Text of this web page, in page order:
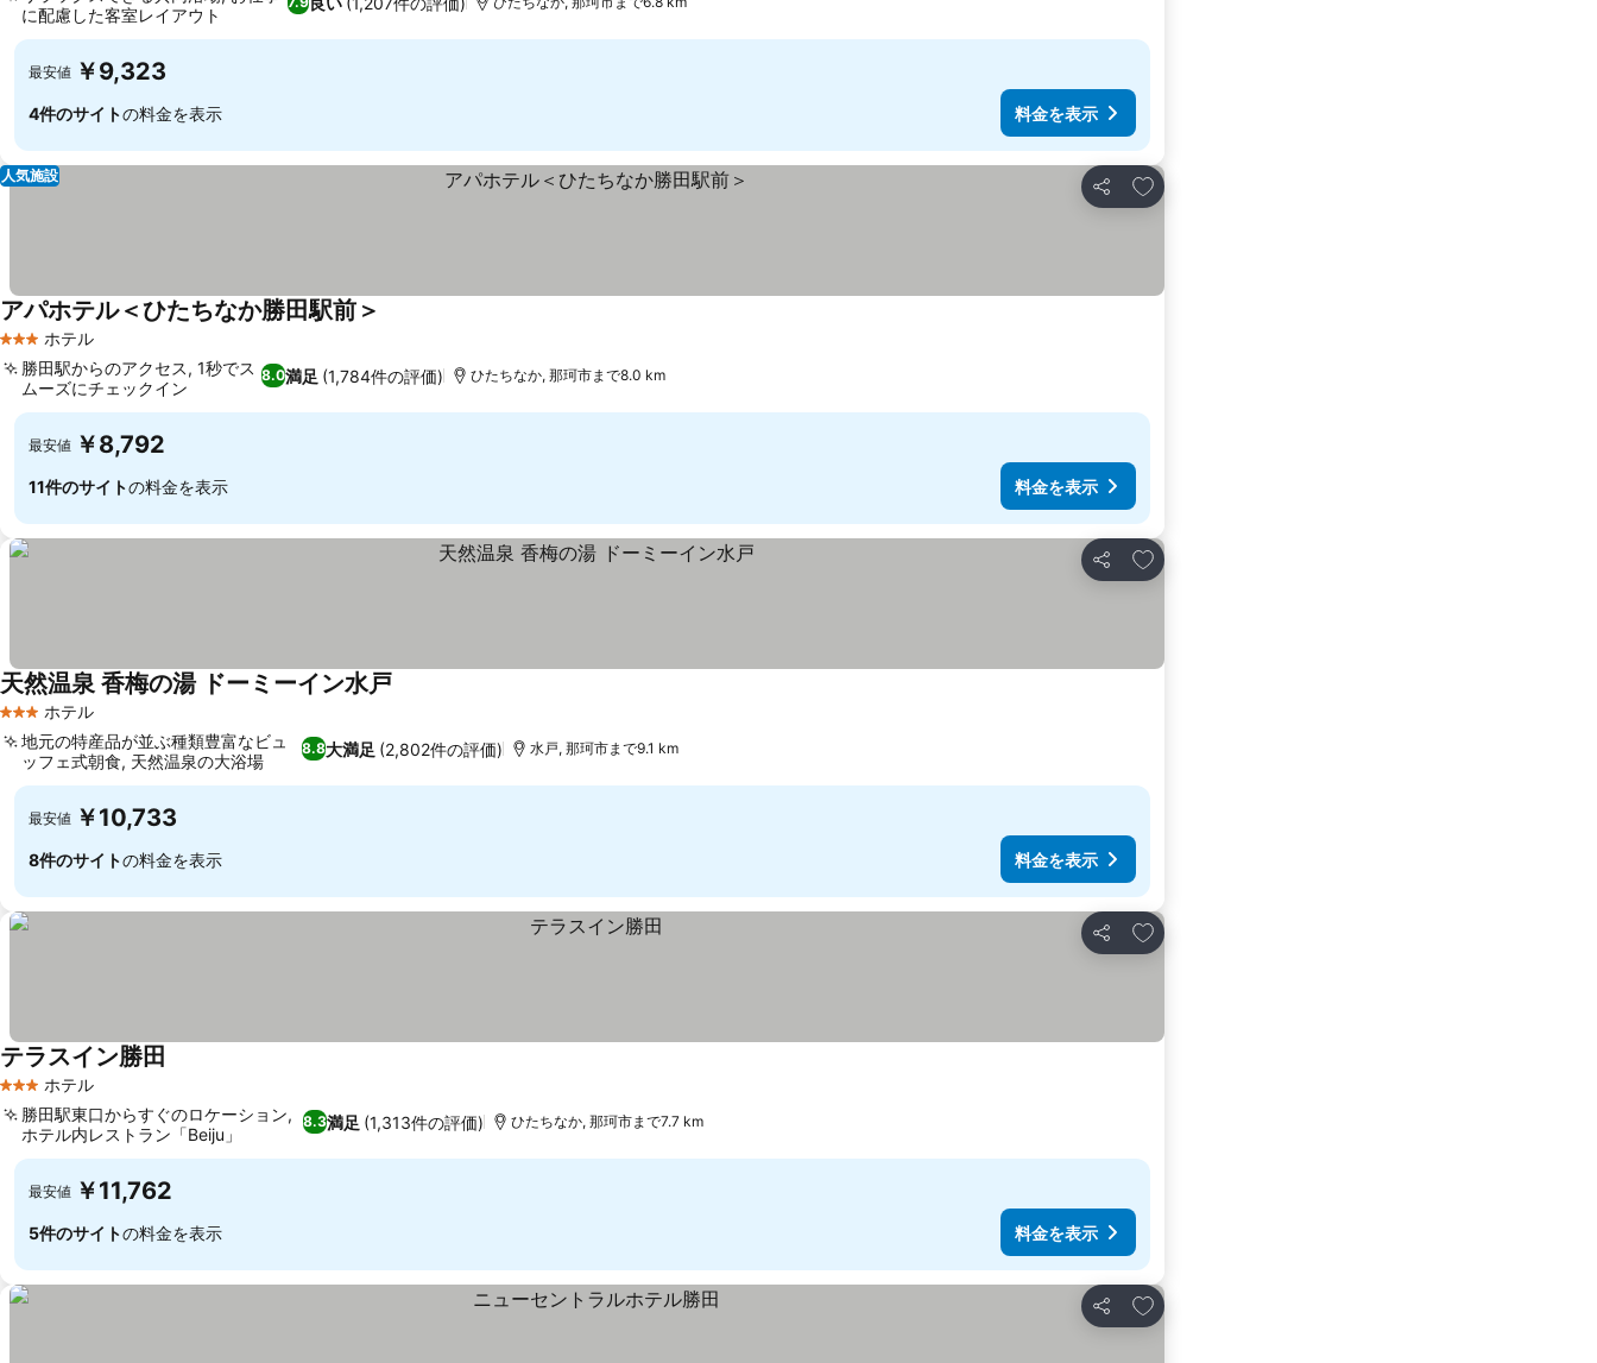
に配慮した客室レイアウト
最安値 ￥9,323
4件のサイトの料金を表示 料金を表示
シェア
お気に入りに追加
人気施設
3 ホテルのランク
ホテル
アパホテル＜ひたちなか勝田駅前＞
8.0満足 (1,784件の評価)
勝田駅からのアクセス, 1秒でス
ムーズにチェックイン
ひたちなか, 那珂市まで8.0 km
最安値 ￥8,792
11件のサイトの料金を表示 料金を表示
シェア
お気に入りに追加
3 ホテルのランク
ホテル
天然温泉 香梅の湯 ドーミーイン水戸
8.8大満足 (2,802件の評価)
地元の特産品が並ぶ種類豊富なビュ
ッフェ式朝食, 天然温泉の大浴場
水戸, 那珂市まで9.1 km
最安値 ￥10,733
8件のサイトの料金を表示 料金を表示
シェア
お気に入りに追加
3 ホテルのランク
ホテル
テラスイン勝田
8.3満足 (1,313件の評価)
勝田駅東口からすぐのロケーション,
ホテル内レストラン「Beiju」
ひたちなか, 那珂市まで7.7 km
最安値 ￥11,762
5件のサイトの料金を表示 料金を表示
シェア
お気に入りに追加